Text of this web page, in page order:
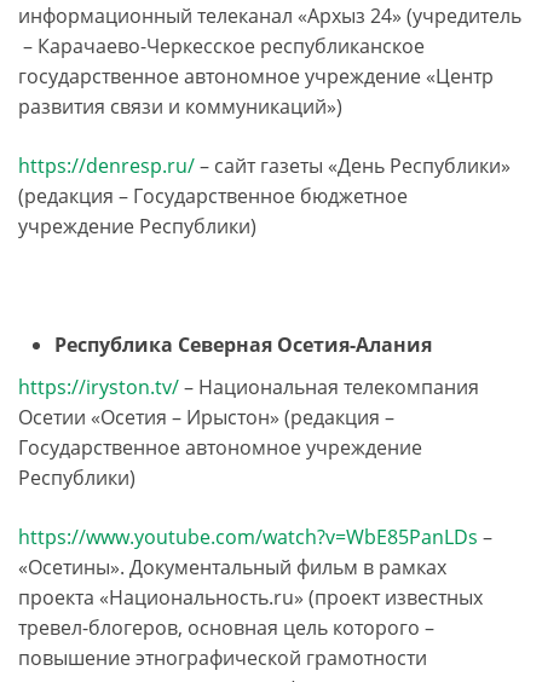
информационный телеканал «Архыз 24» (учредитель
­ – Карачаево-Черкесское республиканское
государственное автономное учреждение «Центр
развития связи и коммуникаций»)
https://denresp.ru/– сайт газеты «День Республики»
(редакция ­– Государственное бюджетное
учреждение Республики)
Республика Северная Осетия-Алания
https://iryston.tv/– Национальная телекомпания
Осетии «Осетия – Ирыстон» (редакция ­–
Государственное автономное учреждение
Республики)
https://www.youtube.com/watch?v=WbE85PanLDs –
«Осетины». Документальный фильм в рамках
проекта «Национальность.ru» (проект известных
тревел-блогеров, основная цель которого –
повышение этнографической грамотности